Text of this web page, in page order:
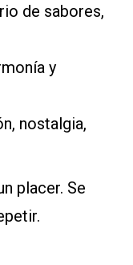
de sabores,
y
nostalgia,
placer. Se